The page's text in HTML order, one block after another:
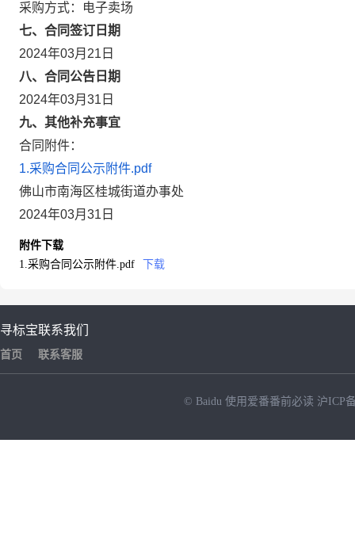
采购方式：电子卖场
七、合同签订日期
2024年03月21日
八、合同公告日期
2024年03月31日
九、其他补充事宜
合同附件：
1.采购合同公示附件.pdf
佛山市南海区桂城街道办事处
2024年03月31日
附件下载
1.采购合同公示附件.pdf
下载
寻标宝
首页
联系我们
联系客服
© Baidu 使用爱番番前必读 沪ICP